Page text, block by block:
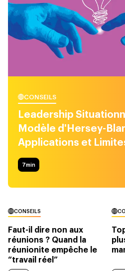
CONSEILS
Leadership
Modèle d'Hersey-
Applications et
7min
CONSEILS
Faut-il dire non aux
réunions ? Quand la
réunionite empêche le
“travail réel”